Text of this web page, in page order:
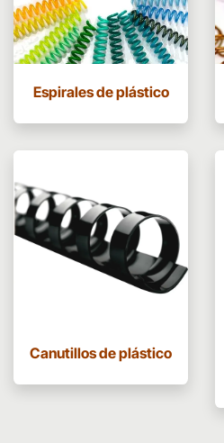
Espirales de plástico
Canutillos de plástico